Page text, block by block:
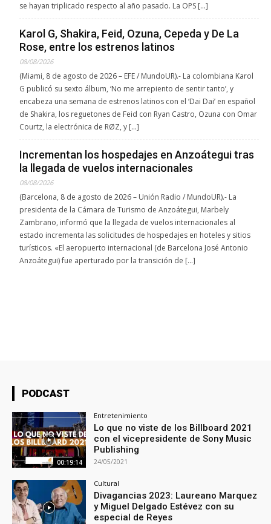
se hayan triplicado respecto al año pasado. La OPS […]
Karol G, Shakira, Feid, Ozuna, Cepeda y De La
Rose, entre los estrenos latinos
08/08/2026
(Miami, 8 de agosto de 2026 – EFE / MundoUR).- La colombiana Karol
G publicó su sexto álbum, ‘No me arrepiento de sentir tanto’, y
encabeza una semana de estrenos latinos con el ‘Dai Dai’ en español
de Shakira, los reguetones de Feid con Ryan Castro, Ozuna con Omar
Courtz, la electrónica de RØZ, y […]
Incrementan los hospedajes en Anzoátegui tras
la llegada de vuelos internacionales
08/08/2026
(Barcelona, 8 de agosto de 2026 – Unión Radio / MundoUR).- La
presidenta de la Cámara de Turismo de Anzoátegui, Marbely
Zambrano, informó que la llegada de vuelos internacionales al
estado incrementa las solicitudes de hospedajes en hoteles y sitios
turísticos. «El aeropuerto internacional (de Barcelona José Antonio
Anzoátegui) fue aperturado por la transición de […]
PODCAST
00:19:14
Entretenimiento
Lo que no viste de los Billboard 2021
con el vicepresidente de Sony Music
Publishing
24/05/2021
Cultural
Divagancias 2023: Laureano Marquez
y Miguel Delgado Estévez con su
especial de Reyes